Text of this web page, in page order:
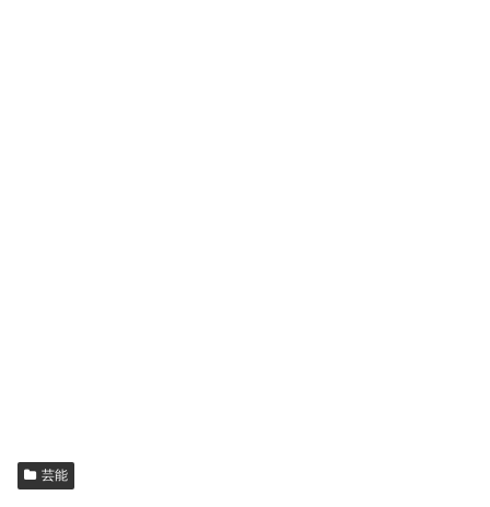
芸能